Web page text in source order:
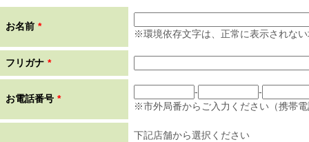
お名前 *
※環境依存文字は、正常に表示されな
フリガナ *
お電話番号 *
-
-
※市外局番からご入力ください（携帯
下記店舗から選択ください